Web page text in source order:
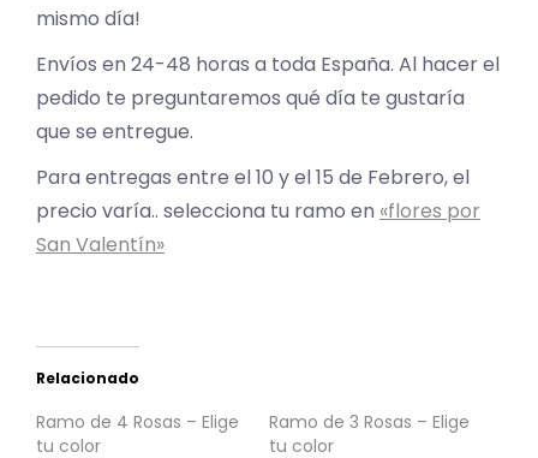
mismo día!
Envíos en 24-48 horas a toda España. Al hacer el
pedido te preguntaremos qué día te gustaría
que se entregue.
Para entregas entre el 10 y el 15 de Febrero, el
precio varía.. selecciona tu ramo en «flores por
San Valentín»
Relacionado
Ramo de 4 Rosas – Elige
tu color
Ramo de 3 Rosas – Elige
tu color